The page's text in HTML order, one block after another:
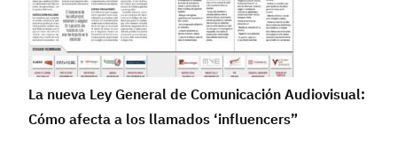
La nueva Ley General de Comunicación Audiovisual:
Cómo afecta a los llamados ‘influencers”